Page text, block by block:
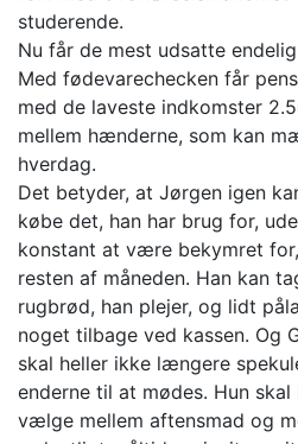
studerende.
Nu får de mest udsatte
Med fødevarechecken får
med de laveste indkomster
mellem hænderne, som kan
hverdag.
Det betyder, at Jørgen igen
købe det, han har brug for,
konstant at være bekymret
resten af måneden. Han kan
rugbrød, han plejer, og lidt
noget tilbage ved kassen. Og
skal heller ikke længere
enderne til at mødes. Hun skal
vælge mellem aftensmad og